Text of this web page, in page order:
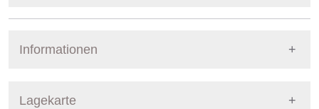
Informationen
Lagekarte